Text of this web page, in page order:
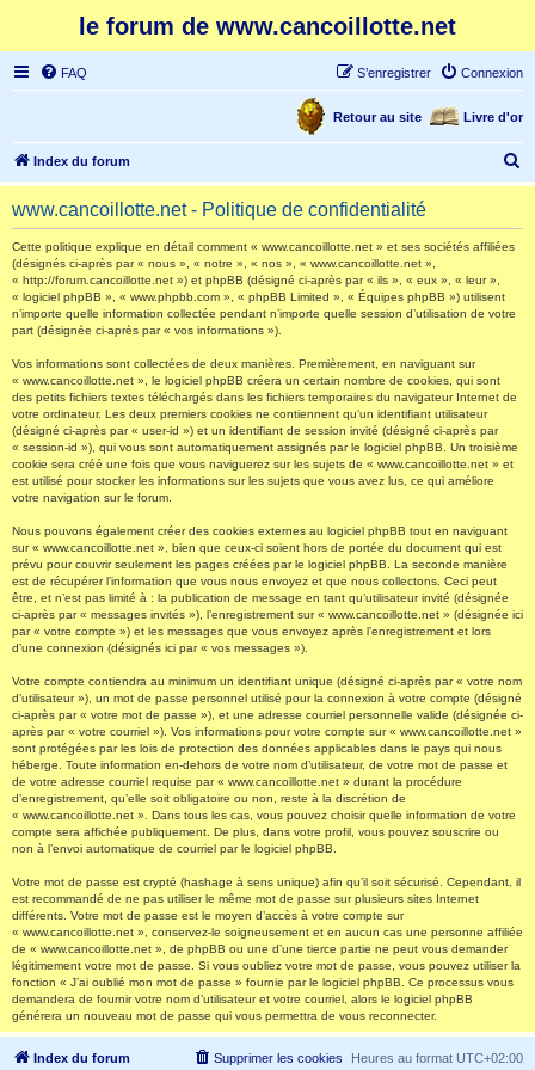
le forum de www.cancoillotte.net
FAQ Connexion
S’enregistrer
Livre d'or
Retour au site
Index du forum
e
www.cancoillotte.net - Politique de confidentialité
Cette politique explique en détail comment « www.cancoillotte.net » et ses sociétés affiliées
(désignés ci-après par « nous », « notre », « nos », « www.cancoillotte.net »,
« http://forum.cancoillotte.net ») et phpBB (désigné ci-après par « ils », « eux », « leur »,
« logiciel phpBB », « www.phpbb.com », « phpBB Limited », « Équipes phpBB ») utilisent
n’importe quelle information collectée pendant n’importe quelle session d’utilisation de votre
part (désignée ci-après par « vos informations »).
Vos informations sont collectées de deux manières. Premièrement, en naviguant sur
« www.cancoillotte.net », le logiciel phpBB créera un certain nombre de cookies, qui sont
des petits fichiers textes téléchargés dans les fichiers temporaires du navigateur Internet de
votre ordinateur. Les deux premiers cookies ne contiennent qu’un identifiant utilisateur
(désigné ci-après par « user-id ») et un identifiant de session invité (désigné ci-après par
« session-id »), qui vous sont automatiquement assignés par le logiciel phpBB. Un troisième
cookie sera créé une fois que vous naviguerez sur les sujets de « www.cancoillotte.net » et
est utilisé pour stocker les informations sur les sujets que vous avez lus, ce qui améliore
votre navigation sur le forum.
Nous pouvons également créer des cookies externes au logiciel phpBB tout en naviguant
sur « www.cancoillotte.net », bien que ceux-ci soient hors de portée du document qui est
prévu pour couvrir seulement les pages créées par le logiciel phpBB. La seconde manière
est de récupérer l’information que vous nous envoyez et que nous collectons. Ceci peut
être, et n’est pas limité à : la publication de message en tant qu’utilisateur invité (désignée
ci-après par « messages invités »), l’enregistrement sur « www.cancoillotte.net » (désignée ici
par « votre compte ») et les messages que vous envoyez après l’enregistrement et lors
d’une connexion (désignés ici par « vos messages »).
Votre compte contiendra au minimum un identifiant unique (désigné ci-après par « votre nom
d’utilisateur »), un mot de passe personnel utilisé pour la connexion à votre compte (désigné
ci-après par « votre mot de passe »), et une adresse courriel personnelle valide (désignée ci-
après par « votre courriel »). Vos informations pour votre compte sur « www.cancoillotte.net »
sont protégées par les lois de protection des données applicables dans le pays qui nous
héberge. Toute information en-dehors de votre nom d’utilisateur, de votre mot de passe et
de votre adresse courriel requise par « www.cancoillotte.net » durant la procédure
d’enregistrement, qu’elle soit obligatoire ou non, reste à la discrétion de
« www.cancoillotte.net ». Dans tous les cas, vous pouvez choisir quelle information de votre
compte sera affichée publiquement. De plus, dans votre profil, vous pouvez souscrire ou
non à l’envoi automatique de courriel par le logiciel phpBB.
Votre mot de passe est crypté (hashage à sens unique) afin qu’il soit sécurisé. Cependant, il
est recommandé de ne pas utiliser le même mot de passe sur plusieurs sites Internet
différents. Votre mot de passe est le moyen d’accès à votre compte sur
« www.cancoillotte.net », conservez-le soigneusement et en aucun cas une personne affiliée
de « www.cancoillotte.net », de phpBB ou une d’une tierce partie ne peut vous demander
légitimement votre mot de passe. Si vous oubliez votre mot de passe, vous pouvez utiliser la
fonction « J’ai oublié mon mot de passe » fournie par le logiciel phpBB. Ce processus vous
demandera de fournir votre nom d’utilisateur et votre courriel, alors le logiciel phpBB
générera un nouveau mot de passe qui vous permettra de vous reconnecter.
Index du forum Heures au format UTC+02:00
Supprimer les cookies